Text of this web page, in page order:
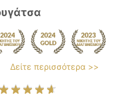
Δείτε περισσότερα >>